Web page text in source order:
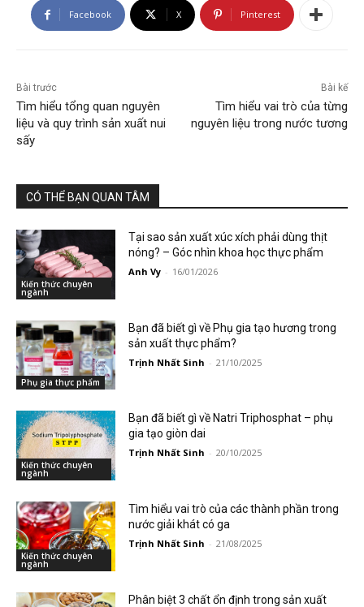
Facebook X Pinterest
Bài trước
Tìm hiểu tổng quan nguyên
liệu và quy trình sản xuất nui
sấy
Bài kế
Tìm hiểu vai trò của từng
nguyên liệu trong nước tương
CÓ THỂ BẠN QUAN TÂM
Kiến thức chuyên
ngành
Tại sao sản xuất xúc xích phải dùng thịt
nóng? – Góc nhìn khoa học thực phẩm
Anh Vy - 16/01/2026
Phụ gia thực phẩm
Bạn đã biết gì về Phụ gia tạo hương trong
sản xuất thực phẩm?
Trịnh Nhất Sinh - 21/10/2025
Kiến thức chuyên
ngành
Bạn đã biết gì về Natri Triphosphat – phụ
gia tạo giòn dai
Trịnh Nhất Sinh - 20/10/2025
Kiến thức chuyên
ngành
Tìm hiểu vai trò của các thành phần trong
nước giải khát có ga
Trịnh Nhất Sinh - 21/08/2025
Phân biệt 3 chất ổn định trong sản xuất